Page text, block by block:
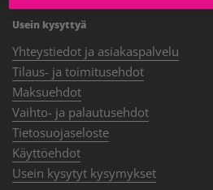
Usein kysyttyä
Yhteystiedot ja asiakaspalvelu
Tilaus- ja toimitusehdot
Maksuehdot
Vaihto- ja palautusehdot
Tietosuojaseloste
Käyttöehdot
Usein kysytyt kysymykset